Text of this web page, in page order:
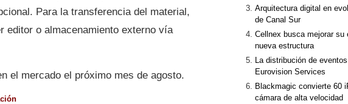
Para la transferencia del material,
editor o almacenamiento externo vía
el mercado el próximo mes de agosto.
Arquitectura digital en
de Canal Sur
Cellnex busca mejorar su
nueva estructura
La distribución de
Eurovision Services
Blackmagic convierte 60
cámara de alta velocidad